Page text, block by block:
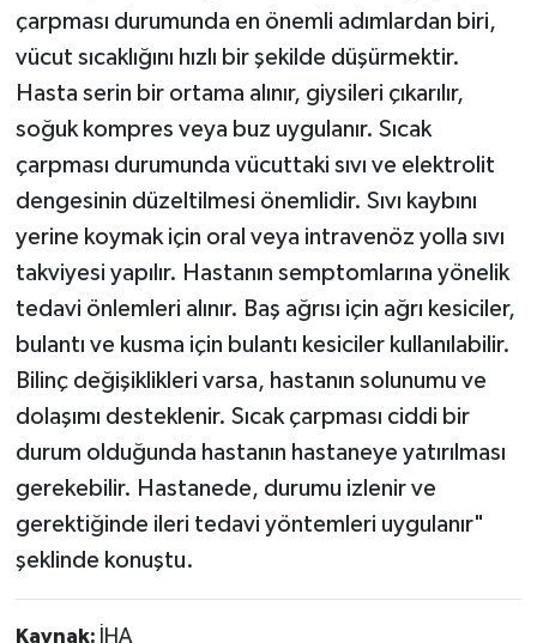
çarpması durumunda en önemli adımlardan biri,
vücut sıcaklığını hızlı bir şekilde düşürmektir.
Hasta serin bir ortama alınır, giysileri çıkarılır,
soğuk kompres veya buz uygulanır. Sıcak
çarpması durumunda vücuttaki sıvı ve elektrolit
dengesinin düzeltilmesi önemlidir. Sıvı kaybını
yerine koymak için oral veya intravenöz yolla sıvı
takviyesi yapılır. Hastanın semptomlarına yönelik
tedavi önlemleri alınır. Baş ağrısı için ağrı kesiciler,
bulantı ve kusma için bulantı kesiciler kullanılabilir.
Bilinç değişiklikleri varsa, hastanın solunumu ve
dolaşımı desteklenir. Sıcak çarpması ciddi bir
durum olduğunda hastanın hastaneye yatırılması
gerekebilir. Hastanede, durumu izlenir ve
gerektiğinde ileri tedavi yöntemleri uygulanır"
şeklinde konuştu.
Kaynak: İHA